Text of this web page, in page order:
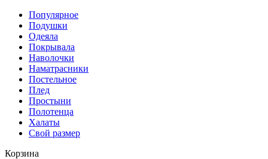
Популярное
Подушки
Одеяла
Покрывала
Наволочки
Наматрасники
Постельное
Плед
Простыни
Полотенца
Халаты
Свой размер
Корзина